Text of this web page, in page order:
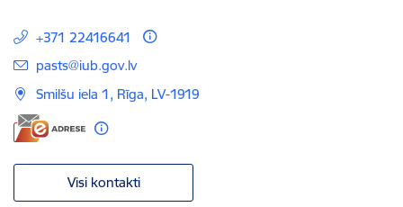
+371 22416641
E-pasts:
pasts@iub.gov.lv
Smilšu iela 1, Rīga, LV-1919
Visi kontakti